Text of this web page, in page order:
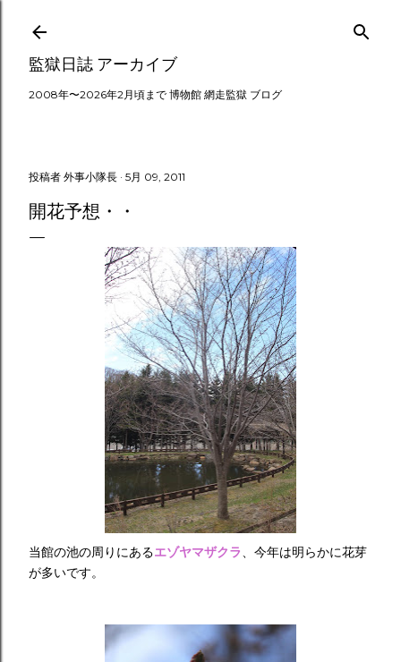
スキップしてメイン コンテンツに移動
監獄日誌 アーカイブ
2008年〜2026年2月頃まで 博物館 網走監獄 ブログ
投稿者 外事小隊長 5月 09, 2011
開花予想・・
当館の池の周りにあるエゾヤマザクラ、今年は明らかに花芽
が多いです。